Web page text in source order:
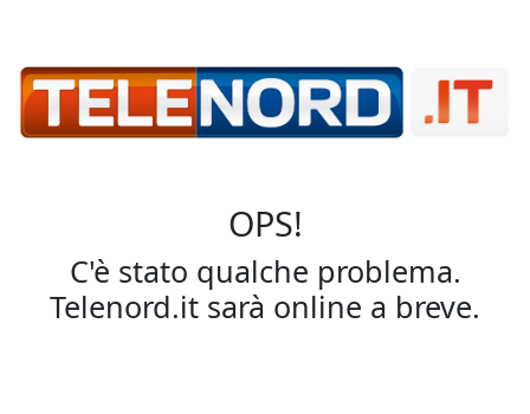
OPS!
C'è stato qualche problema.
Telenord.it sarà online a breve.